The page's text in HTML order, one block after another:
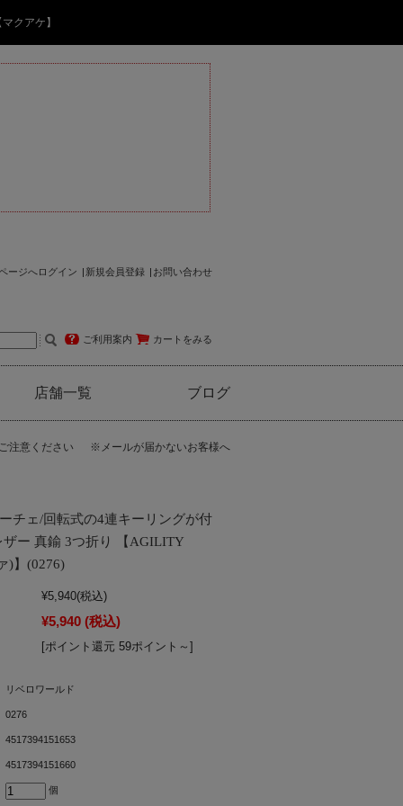
クアケ】
ージへログイン 新規会員登録 お問い合わせ
ご利用案内 カートをみる
店舗一覧 ブログ
注意ください ※メールが届かないお客様へ
チェ/回転式の4連キーリングが付
ー 真鍮 3つ折り 【AGILITY
)】(0276)
¥5,940(税込)
¥5,940 (税込)
[ポイント還元 59ポイント～]
リベロワールド
0276
4517394151653
4517394151660
個